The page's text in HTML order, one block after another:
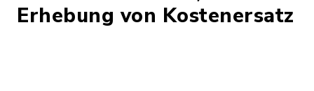
Erhebung von Kostenersatz